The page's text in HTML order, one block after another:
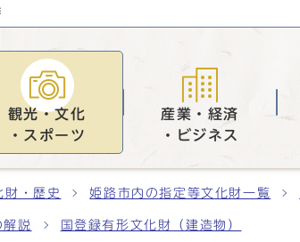
観光・文化
・スポーツ
産業・経済
・ビジネス
財・歴史 姫路市内の指定等文化財一覧
解説 国登録有形文化財（建造物）